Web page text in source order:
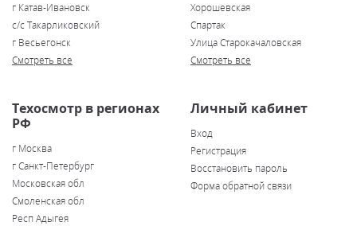
г Катав-Ивановск
с/с Такарликовский
г Весьегонск
Смотреть все
Хорошевская
Спартак
Улица Старокачаловская
Смотреть все
Техосмотр в регионах
РФ
г Москва
г Санкт-Петербург
Московская обл
Смоленская обл
Респ Адыгея
Личный кабинет
Вход
Регистрация
Восстановить пароль
Форма обратной связи